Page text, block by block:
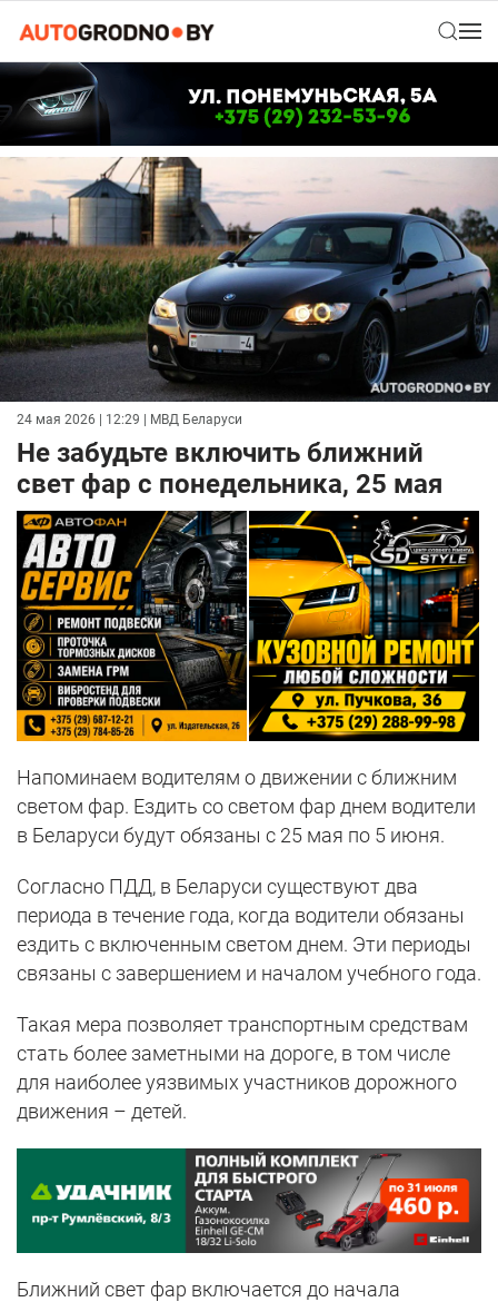
24 мая 2026 | 12:29 | МВД Беларуси
Не забудьте включить ближний
свет фар с понедельника, 25 мая
Напоминаем водителям о движении с ближним
светом фар. Ездить со светом фар днем водители
в Беларуси будут обязаны с 25 мая по 5 июня.
Согласно ПДД, в Беларуси существуют два
периода в течение года, когда водители обязаны
ездить с включенным светом днем. Эти периоды
связаны с завершением и началом учебного года.
Такая мера позволяет транспортным средствам
стать более заметными на дороге, в том числе
для наиболее уязвимых участников дорожного
движения – детей.
Ближний свет фар включается до начала